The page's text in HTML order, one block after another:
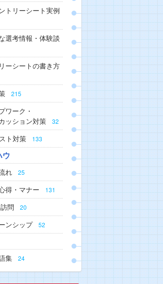
トリーシート実例
選考情報・体験談
ーシートの書き方
215
ワーク・
ッション対策
32
ト対策 133
ウ
れ 25
得・マナー 131
問 20
ンシップ 52
集 24